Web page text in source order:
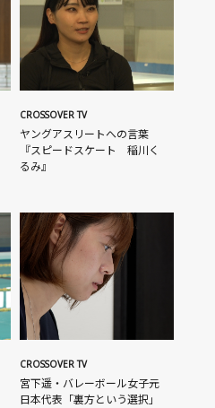
CROSSOVER TV
ヤングアスリートへの言葉
『スピードスケート 稲川く
るみ』
CROSSOVER TV
宮下遥・バレーボール女子元
日本代表「裏方という選択」